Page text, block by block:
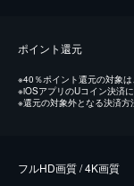
ポイント還元
※40％ポイント還元の対象
※iOSアプリのUコイン決済
※還元の対象外となる決済
フルHD画質 / 4K画質